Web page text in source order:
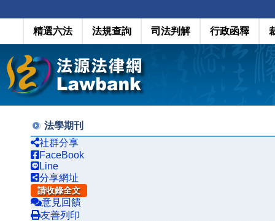
精選六法 法規查詢 司法判解 行政函釋
法學期刊
社群分享
FaceBook
Line
分享網址
請收錄全文
意見回饋
友善列印